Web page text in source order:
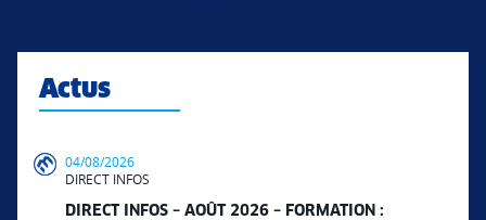
Actus
04/08/2026
DIRECT INFOS
DIRECT INFOS – AOÛT 2026 – FORMATION :